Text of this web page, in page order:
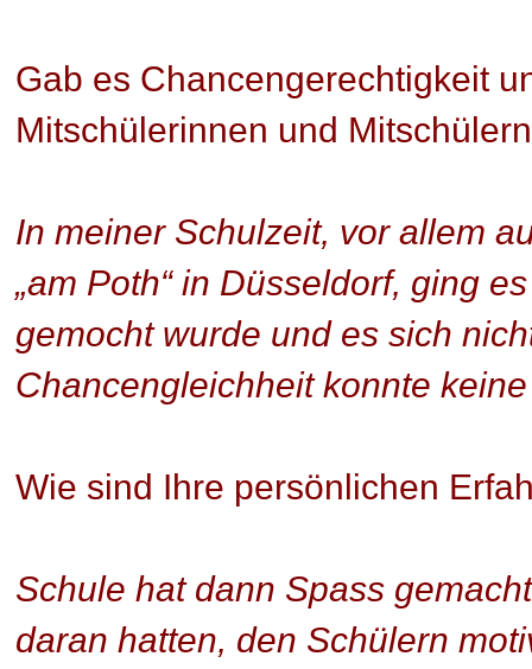
Gab es Chancengerechtigkeit
Mitschülerinnen und
In meiner Schulzeit, vor allem
„am Poth“ in Düsseldorf, ging
gemocht wurde und es sich
Chancengleichheit konnte
Wie sind Ihre persönlichen
Schule hat dann Spass
daran hatten, den Schülern